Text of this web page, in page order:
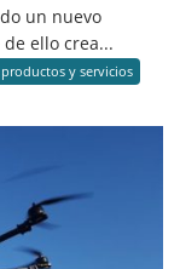
un nuevo
ello crea...
y servicios